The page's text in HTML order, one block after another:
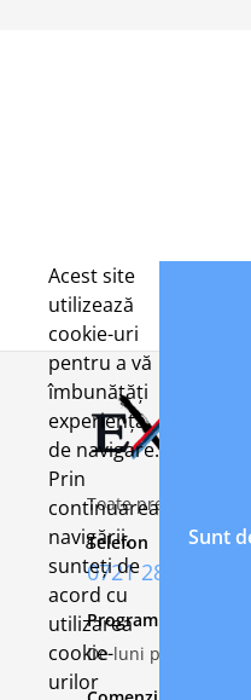
Toate preturile
Telefon
0721 282 092
Program de lucru
De luni pana vineri,
Acest site
utilizează
cookie-uri
pentru a vă
îmbunătăți
experiența
de navigare.
Prin
continuarea
navigării,
sunteți de
acord cu
utilizarea
cookie-
urilor
Sunt